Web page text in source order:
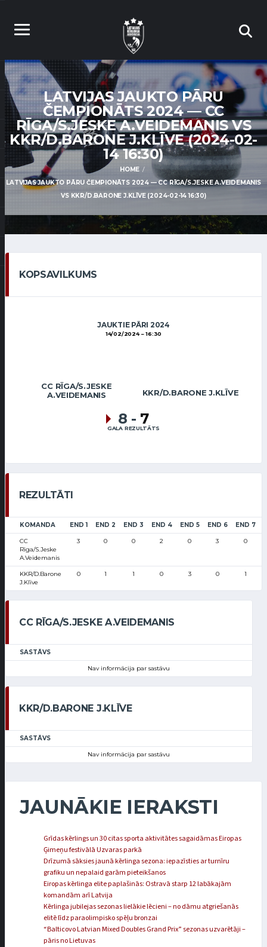
LATVIJAS JAUKTO PĀRU
ČEMPIONĀTS 2024 — CC
RĪGA/S.JESKE A.VEIDEMANIS VS
KKR/D.BARONE J.KLĪVE (2024-02-
14 16:30)
HOME
LATVIJAS JAUKTO PĀRU ČEMPIONĀTS 2024 — CC RĪGA/S.JESKE A.VEIDEMANIS
VS KKR/D.BARONE J.KLĪVE (2024-02-14 16:30)
KOPSAVILKUMS
JAUKTIE PĀRI 2024
14/02/2024 16:30
CC RĪGA/S.JESKE
A.VEIDEMANIS
KKR/D.BARONE J.KLĪVE
8 - 7
GALA REZULTĀTS
REZULTĀTI
KOMANDA END 1 END 2 END 3 END 4 END 5 END 6 END 7
CC
Rīga/S.Jeske
A.Veidemanis
3 0 0 2 0 3 0
KKR/D.Barone
J.Klīve
0 1 1 0 3 0 1
CC RĪGA/S.JESKE A.VEIDEMANIS
SASTĀVS
Nav informācija par sastāvu
KKR/D.BARONE J.KLĪVE
SASTĀVS
Nav informācija par sastāvu
JAUNĀKIE IERAKSTI
Grīdas kērlings un 30 citas sporta aktivitātes sagaidāmas Eiropas
Ģimeņu festivālā Uzvaras parkā
Drīzumā sāksies jaunā kērlinga sezona: iepazīsties ar turnīru
grafiku un nepalaid garām pieteikšanos
Eiropas kērlinga elite paplašinās: Ostravā starp 12 labākajām
komandām arī Latvija
Kērlinga jubilejas sezonas lielākie lēcieni – no dāmu atgriešanās
elitē līdz paraolimpisko spēļu bronzai
“Balticovo Latvian Mixed Doubles Grand Prix” sezonas uzvarētāji –
pāris no Lietuvas